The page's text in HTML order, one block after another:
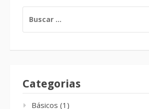
Categorias
Básicos (1)